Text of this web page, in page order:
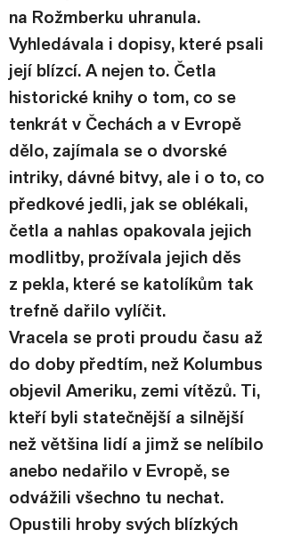
na Rožmberku uhranula.
Vyhledávala i dopisy, které psali
její blízcí. A nejen to. Četla
historické knihy o tom, co se
tenkrát v Čechách a v Evropě
dělo, zajímala se o dvorské
intriky, dávné bitvy, ale i o to, co
předkové jedli, jak se oblékali,
četla a nahlas opakovala jejich
modlitby, prožívala jejich děs
z pekla, které se katolíkům tak
trefně dařilo vylíčit.
Vracela se proti proudu času až
do doby předtím, než Kolumbus
objevil Ameriku, zemi vítězů. Ti,
kteří byli statečnější a silnější
než většina lidí a jimž se nelíbilo
anebo nedařilo v Evropě, se
odvážili všechno tu nechat.
Opustili hroby svých blízkých